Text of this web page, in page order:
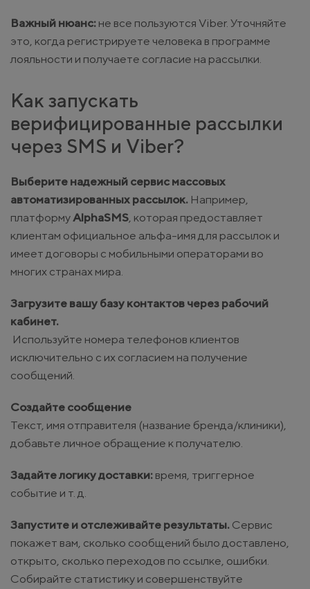
Важный нюанс: не все пользуются Viber. Уточняйте
это, когда регистрируете человека в программе
лояльности и получаете согласие на рассылки.
Как запускать
верифицированные рассылки
через SMS и Viber?
Выберите надежный сервис массовых
автоматизированных рассылок. Например,
платформуAlphaSMS, которая предоставляет
клиентам официальное альфа-имя для рассылок и
имеет договоры с мобильными операторами во
многих странах мира.
Загрузите вашу базу контактов через рабочий
кабинет.
Используйте номера телефонов клиентов
исключительно с их согласием на получение
сообщений.
Создайте сообщение
Текст, имя отправителя (название бренда/клиники),
добавьте личное обращение к получателю.
Задайте логику доставки: время, триггерное
событие и т. д.
Запустите и отслеживайте результаты. Сервис
покажет вам, сколько сообщений было доставлено,
открыто, сколько переходов по ссылке, ошибки.
Собирайте статистику и совершенствуйте